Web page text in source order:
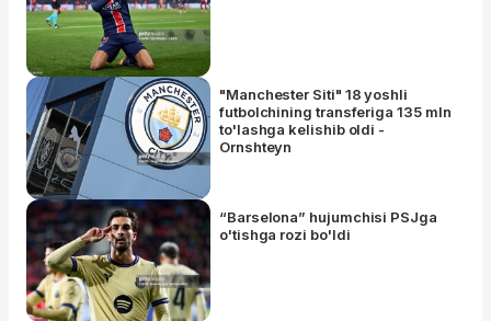
"Manchester Siti" 18 yoshli
futbolchining transferiga 135 mln
to'lashga kelishib oldi -
Ornshteyn
“Barselona” hujumchisi PSJga
o'tishga rozi bo'ldi